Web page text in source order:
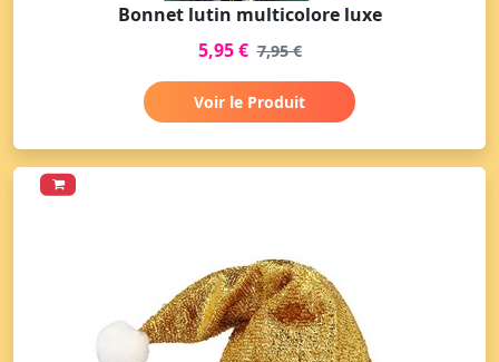
Bonnet lutin multicolore luxe
5,95 € 7,95 €
Voir le Produit